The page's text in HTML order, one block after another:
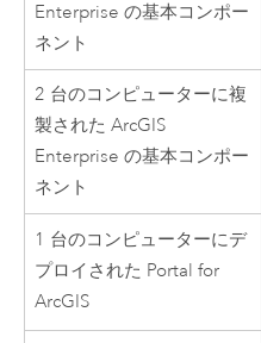
Enterprise の基本コンポー
ネント
2 台のコンピューターに複
製されたArcGIS
Enterprise の基本コンポー
ネント
1 台のコンピューターにデ
プロイされた Portal for
ArcGIS